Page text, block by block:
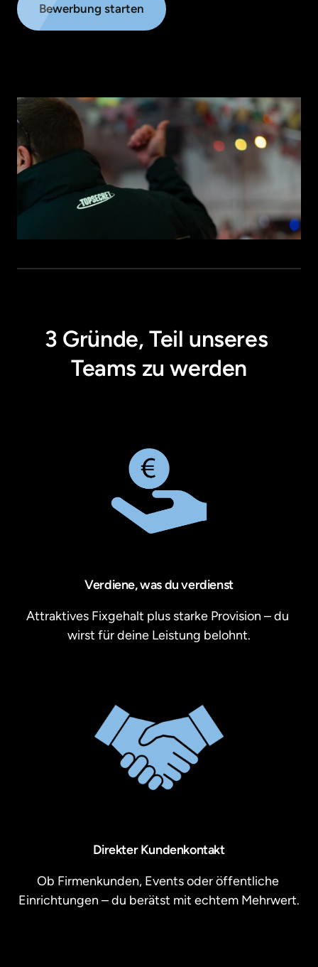
Bewerbung starten
3 Gründe, Teil unseres
Teams zu werden
Verdiene, was du verdienst
Attraktives Fixgehalt plus starke Provision – du
wirst für deine Leistung belohnt.
Direkter Kundenkontakt
Ob Firmenkunden, Events oder öffentliche
Einrichtungen – du berätst mit echtem Mehrwert.